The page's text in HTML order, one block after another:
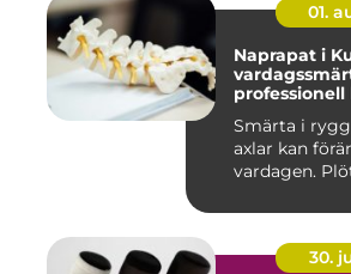
01.
Naprapat i
professionell
Smärta i
axlar kan
vardagen.
30.